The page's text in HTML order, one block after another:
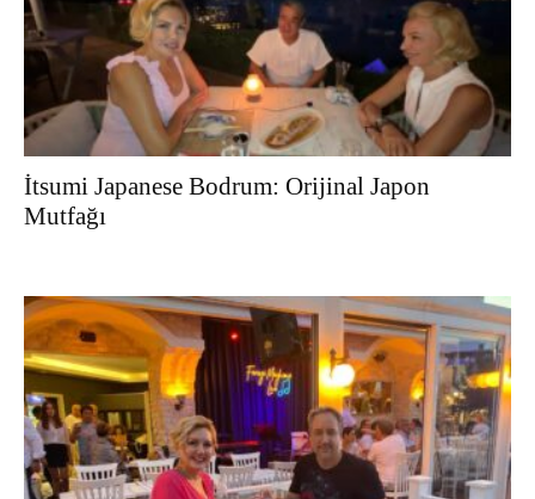
İtsumi Japanese Bodrum: Orijinal Japon
Mutfağı